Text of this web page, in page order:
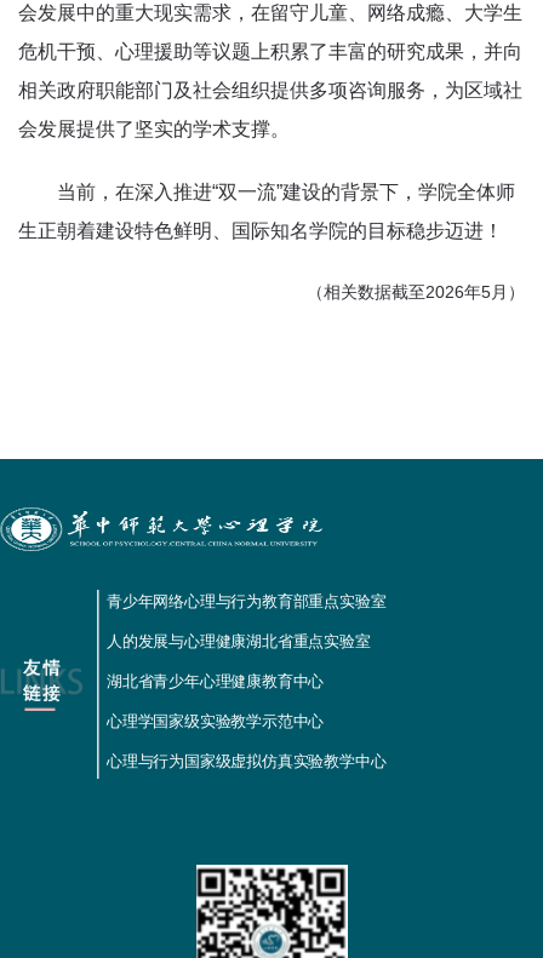
会发展中的重大现实需求，在留守儿童、网络成瘾、大学生
危机干预、心理援助等议题上积累了丰富的研究成果，并向
相关政府职能部门及社会组织提供多项咨询服务，为区域社
会发展提供了坚实的学术支撑。
当前，在深入推进“双一流”建设的背景下，学院全体师
生正朝着建设特色鲜明、国际知名学院的目标稳步迈进！
（相关数据截至2026年5月）
青少年网络心理与行为教育部重点实验室
人的发展与心理健康湖北省重点实验室
湖北省青少年心理健康教育中心
心理学国家级实验教学示范中心
心理与行为国家级虚拟仿真实验教学中心